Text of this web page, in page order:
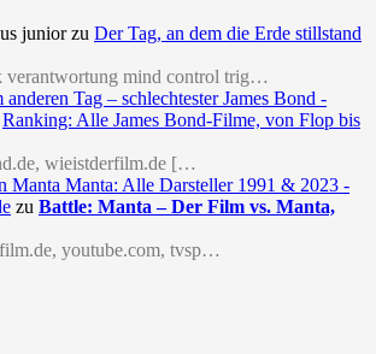
junior zu Der Tag, an dem die Erde stillstand
verantwortung mind control trig…
anderen Tag – schlechtester James Bond -
Ranking: Alle James Bond-Filme, von Flop bis
wieistderfilm.de […
Manta Manta: Alle Darsteller 1991 & 2023 -
zu Battle: Manta – Der Film vs. Manta,
youtube.com, tvsp…